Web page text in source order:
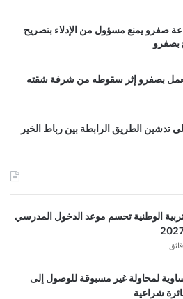
صفرو يمنع مسؤول من الإدلاء بتصريح
بصفرو إثر سقوطه من شرفة شقته
الطريق الرابطة بين رباط الخير
الوطنية تحسم موعد الدخول المدرسي
لمحاولة غير مسبوقة للوصول إلى
شراعية